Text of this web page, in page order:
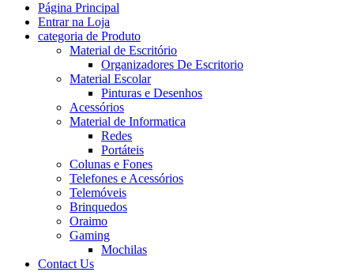
Página Principal
Entrar na Loja
categoria de Produto
Material de Escritório
Organizadores De Escritorio
Material Escolar
Pinturas e Desenhos
Acessórios
Material de Informatica
Redes
Portáteis
Colunas e Fones
Telefones e Acessórios
Telemóveis
Brinquedos
Oraimo
Gaming
Mochilas
Contact Us